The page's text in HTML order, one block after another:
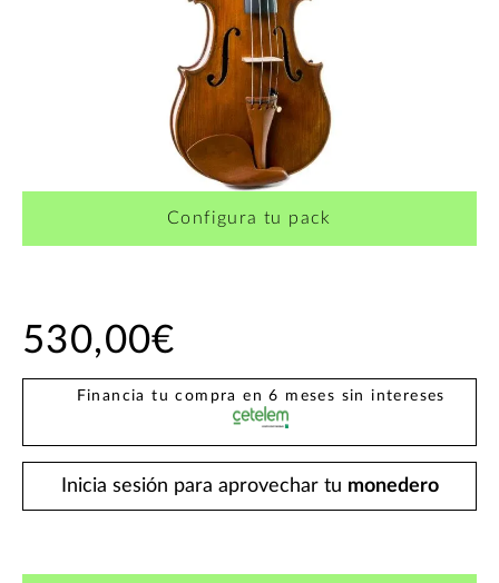
Configura tu pack
530,00€
Financia tu compra en 6 meses sin intereses
Inicia sesión para aprovechar tu monedero